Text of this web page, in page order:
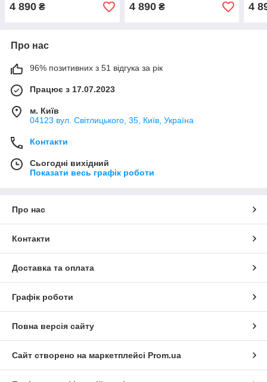
4 890 ₴ 4 890₴ 4
Про нас
96% позитивних з 51 відгука за рік
Працює з 17.07.2023
м. Київ
04123 вул. Світлицького, 35, Київ, Україна
Контакти
Сьогодні вихідний
Показати весь графік роботи
Про нас
Контакти
Доставка та оплата
Графік роботи
Повна версія сайту
Сайт створено на маркетплейсі Prom.ua